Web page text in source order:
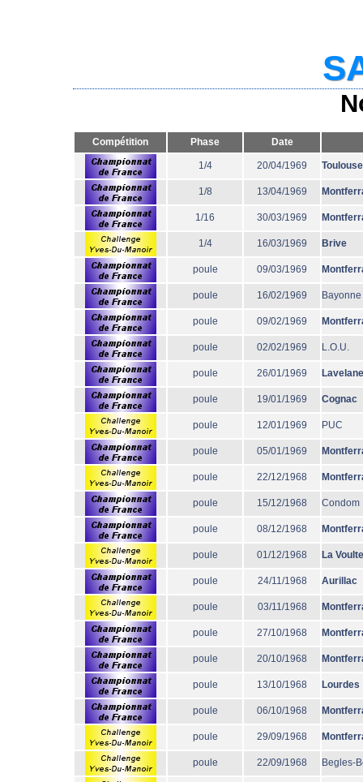
Compétition Phase Date
1/4 20/04/1969 Toulouse
1/8 13/04/1969
1/16 30/03/1969
1/4 16/03/1969 Brive
poule 09/03/1969
poule 16/02/1969 Bayonne
poule 09/02/1969
poule 02/02/1969 L.O.U.
poule 26/01/1969
poule 19/01/1969 Cognac
poule 12/01/1969 PUC
poule 05/01/1969
poule 22/12/1968
poule 15/12/1968 Condom
poule 08/12/1968
poule 01/12/1968 La Voulte
poule 24/11/1968 Aurillac
poule 03/11/1968
poule 27/10/1968
poule 20/10/1968
poule 13/10/1968 Lourdes
poule 06/10/1968
poule 29/09/1968
poule 22/09/1968 Begles-